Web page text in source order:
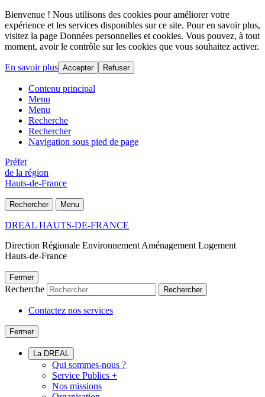
Bienvenue ! Nous utilisons des cookies pour améliorer votre
expérience et les services disponibles sur ce site. Pour en savoir plus,
visitez la page Données personnelles et cookies. Vous pouvez, à tout
moment, avoir le contrôle sur les cookies que vous souhaitez activer.
En savoir plus Accepter Refuser
Contenu principal
Menu
Menu
Recherche
Rechercher
Navigation sous pied de page
Préfet
de la région
Hauts-de-France
Rechercher Menu
DREAL HAUTS-DE-FRANCE
Direction Régionale Environnement Aménagement Logement
Hauts-de-France
Fermer
Recherche Rechercher
Contactez nos services
Fermer
La DREAL
Qui sommes-nous ?
Service Publics +
Nos missions